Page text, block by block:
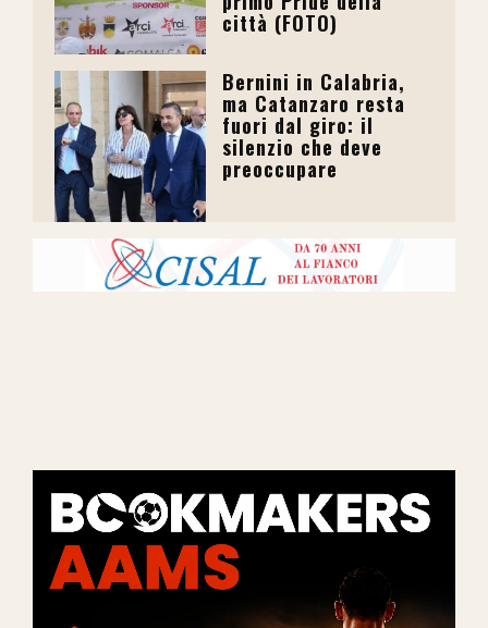
città (FOTO)
Bernini in Calabria,
ma Catanzaro resta
fuori dal giro: il
silenzio che deve
preoccupare